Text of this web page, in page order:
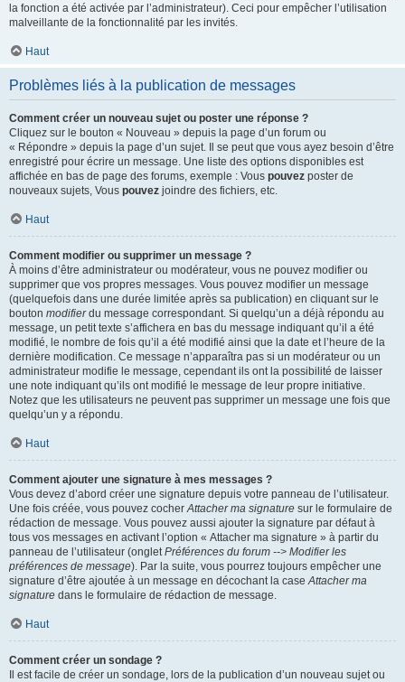
la fonction a été activée par l’administrateur). Ceci pour empêcher l’utilisation
malveillante de la fonctionnalité par les invités.
Haut
Problèmes liés à la publication de messages
Comment créer un nouveau sujet ou poster une réponse ?
Cliquez sur le bouton « Nouveau » depuis la page d’un forum ou
« Répondre » depuis la page d’un sujet. Il se peut que vous ayez besoin d’être
enregistré pour écrire un message. Une liste des options disponibles est
affichée en bas de page des forums, exemple : Vous pouvez poster de
nouveaux sujets, Vous pouvez joindre des fichiers, etc.
Haut
Comment modifier ou supprimer un message ?
À moins d’être administrateur ou modérateur, vous ne pouvez modifier ou
supprimer que vos propres messages. Vous pouvez modifier un message
(quelquefois dans une durée limitée après sa publication) en cliquant sur le
bouton modifierdu message correspondant. Si quelqu’un a déjà répondu au
message, un petit texte s’affichera en bas du message indiquant qu’il a été
modifié, le nombre de fois qu’il a été modifié ainsi que la date et l’heure de la
dernière modification. Ce message n’apparaîtra pas si un modérateur ou un
administrateur modifie le message, cependant ils ont la possibilité de laisser
une note indiquant qu’ils ont modifié le message de leur propre initiative.
Notez que les utilisateurs ne peuvent pas supprimer un message une fois que
quelqu’un y a répondu.
Haut
Comment ajouter une signature à mes messages ?
Vous devez d’abord créer une signature depuis votre panneau de l’utilisateur.
Une fois créée, vous pouvez cocherAttacher ma signature sur le formulaire de
rédaction de message. Vous pouvez aussi ajouter la signature par défaut à
tous vos messages en activant l’option « Attacher ma signature » à partir du
panneau de l’utilisateur (ongletPréférences du forum --> Modifier les
préférences de message). Par la suite, vous pourrez toujours empêcher une
signature d’être ajoutée à un message en décochant la caseAttacher ma
signature dans le formulaire de rédaction de message.
Haut
Comment créer un sondage ?
Il est facile de créer un sondage, lors de la publication d’un nouveau sujet ou